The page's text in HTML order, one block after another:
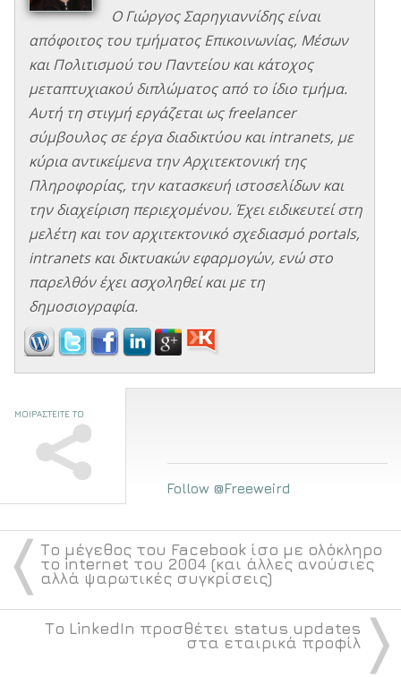
Ο Γιώργος Σαρηγιαννίδης είναι
απόφοιτος του τμήματος Επικοινωνίας, Μέσων
και Πολιτισμού του Παντείου και κάτοχος
μεταπτυχιακού διπλώματος από το ίδιο τμήμα.
Αυτή τη στιγμή εργάζεται ως freelancer
σύμβουλος σε έργα διαδικτύου και intranets, με
κύρια αντικείμενα την Αρχιτεκτονική της
Πληροφορίας, την κατασκευή ιστοσελίδων και
την διαχείριση περιεχομένου. Έχει ειδικευτεί στη
μελέτη και τον αρχιτεκτονικό σχεδιασμό portals,
intranets και δικτυακών εφαρμογών, ενώ στο
παρελθόν έχει ασχοληθεί και με τη
δημοσιογραφία.
ΜΟΙΡΑΣΤΕΙΤΕ ΤΟ
Follow @Freeweird
〈 Το μέγεθος του Facebook ίσο με ολόκληρο
το internet του 2004 (και άλλες ανούσιες
αλλά ψαρωτικές συγκρίσεις)
〉
Το LinkedIn προσθέτει status updates
στα εταιρικά προφίλ